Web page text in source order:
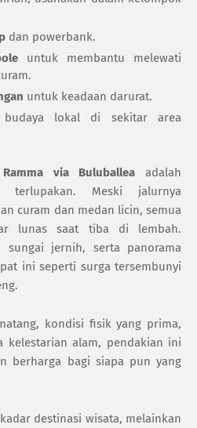
dan powerbank.
untuk membantu melewati
untuk keadaan darurat.
lokal di sekitar area
via Buluballea adalah
terlupakan. Meski jalurnya
curam dan medan licin, semua
lunas saat tiba di lembah.
sungai jernih, serta panorama
ini seperti surga tersembunyi
kondisi fisik yang prima,
kelestarian alam, pendakian ini
berharga bagi siapa pun yang
destinasi wisata, melainkan